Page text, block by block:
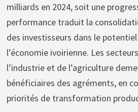
milliards en 2024, soit une
performance traduit la
des investisseurs dans le
l’économie ivoirienne. Les
l’industrie et de l’agriculture
bénéficiaires des agréments, en
priorités de transformation